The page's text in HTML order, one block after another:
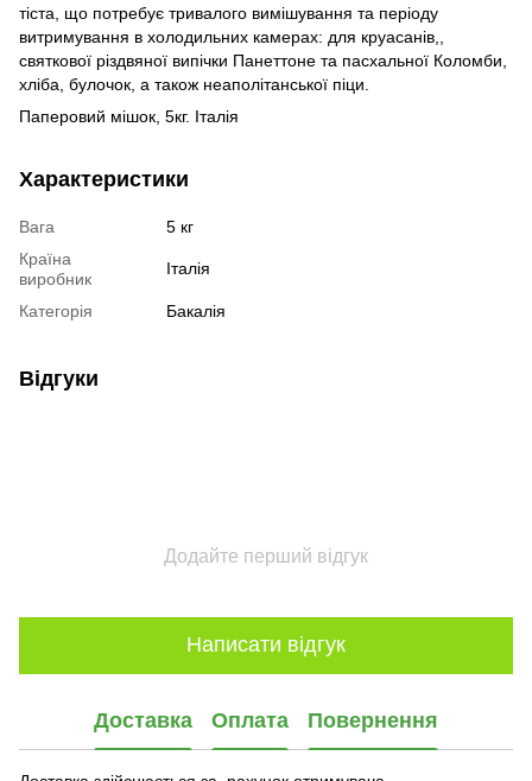
тіста, що потребує тривалого вимішування та періоду
витримування в холодильних камерах: для круасанів,,
святкової різдвяної випічки Панеттоне та пасхальної Коломби,
хліба, булочок, а також неаполітанської піци.
Паперовий мішок, 5кг. Італія
Характеристики
Вага
5 кг
Країна
виробник
Італія
Категорія Бакалія
Відгуки
Додайте перший відгук
Написати відгук
Доставка Оплата Повернення